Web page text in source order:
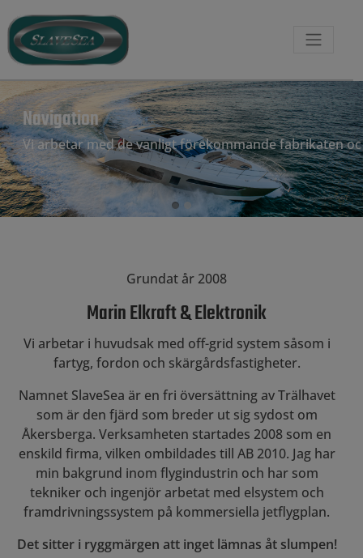
Navigation
Vi arbetar med de vanligt förekommande fabrikaten oc
Grundat år 2008
Marin Elkraft & Elektronik
Vi arbetar i huvudsak med off-grid system såsom i
fartyg, fordon och skärgårdsfastigheter.
Namnet SlaveSea är en fri översättning av Trälhavet
som är den fjärd som breder ut sig sydost om
Åkersberga. Verksamheten startades 2008 som en
enskild firma, vilken ombildades till AB 2010. Jag har
min bakgrund inom flygindustrin och har som
tekniker och ingenjör arbetat med elsystem och
framdrivningssystem på kommersiella jetflygplan.
Det sitter i ryggmärgen att inget lämnas åt slumpen!